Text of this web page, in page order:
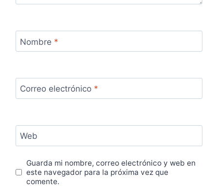
Nombre *
Correo electrónico *
Web
Guarda mi nombre, correo electrónico y web en
este navegador para la próxima vez que
comente.